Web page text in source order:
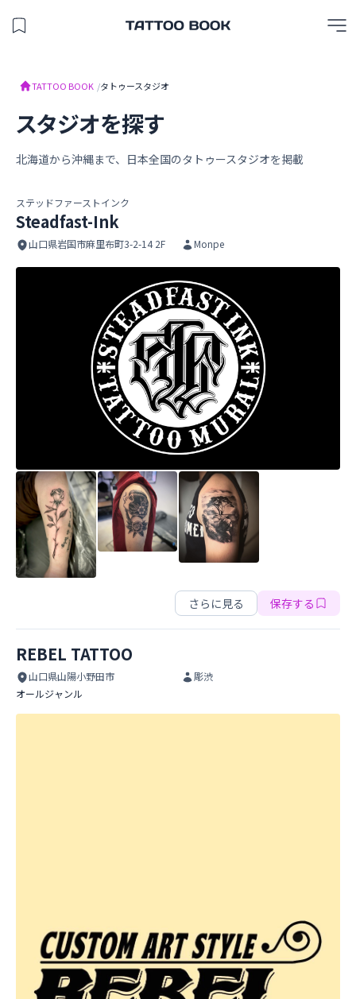
保存したスタジオを見る
TATTOO BOOK /タトゥースタジオ
スタジオを探す
北海道から沖縄まで、日本全国のタトゥースタジオを掲載
ステッドファーストインク
Steadfast-Ink
山口県岩国市麻里布町3-2-14 2F Monpe
Steadfast-Ink
さらに見る 保存する
REBEL TATTOO
山口県山陽小野田市
彫渋
オールジャンル
REBEL TATTOO